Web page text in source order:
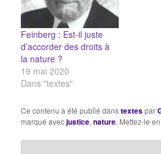
moins que, tout…
Feinberg : Est-il juste
d’accorder des droits à
la nature ?
19 mai 2020
Dans "textes"
Ce contenu a été publié danstextespar
marqué avecjustice,nature. Mettez-le